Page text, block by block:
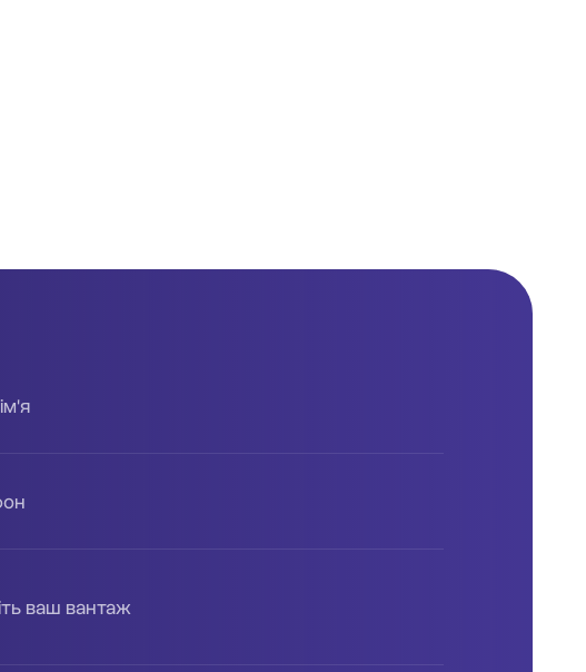
ваш вантаж